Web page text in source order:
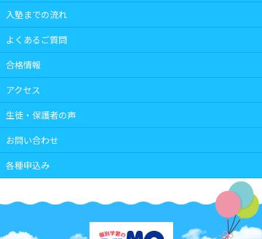
入塾までの流れ
よくあるご質問
合格情報
アクセス
生徒・保護者の声
お問い合わせ
各種申込み